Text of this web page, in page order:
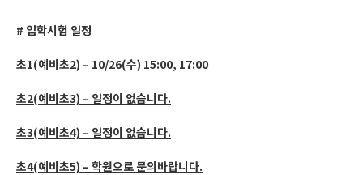
# 입학시험 일정
초1(예비초2) – 10/26(수) 15:00, 17:00
초2(예비초3) – 일정이 없습니다.
초3(예비초4) – 일정이 없습니다.
초4(예비초5) – 학원으로 문의바랍니다.